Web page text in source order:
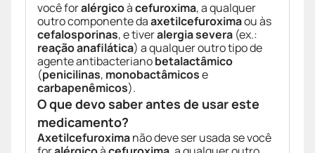
você foralérgicoàcefuroxima, a qualquer
outro componente daaxetilcefuroximaou às
cefalosporinas, e tiveralergia severa (ex.:
reação anafilática) a qualquer outro tipo de
agente antibacterianobetalactâmico
(penicilinas, monobactâmicose
carbapenêmicos).
O que devo saber antes de usar este
medicamento?
Axetilcefuroximanão deve ser usada se você